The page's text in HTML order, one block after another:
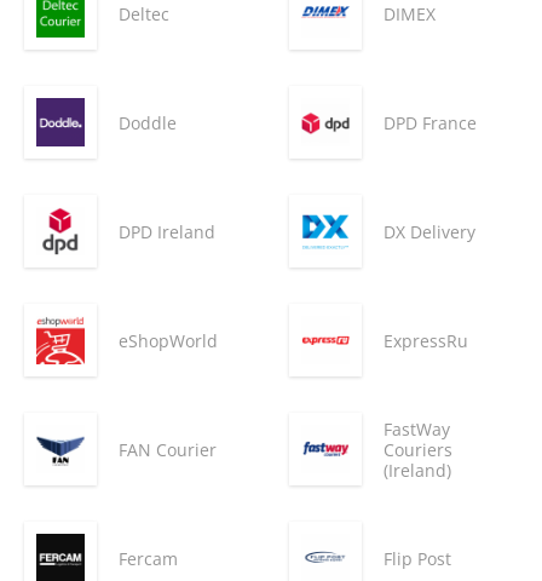
Deltec DIMEX
Doddle DPD France
DPD Ireland DX Delivery
eShopWorld ExpressRu
FAN Courier
FastWay
Couriers
(Ireland)
Fercam Flip Post